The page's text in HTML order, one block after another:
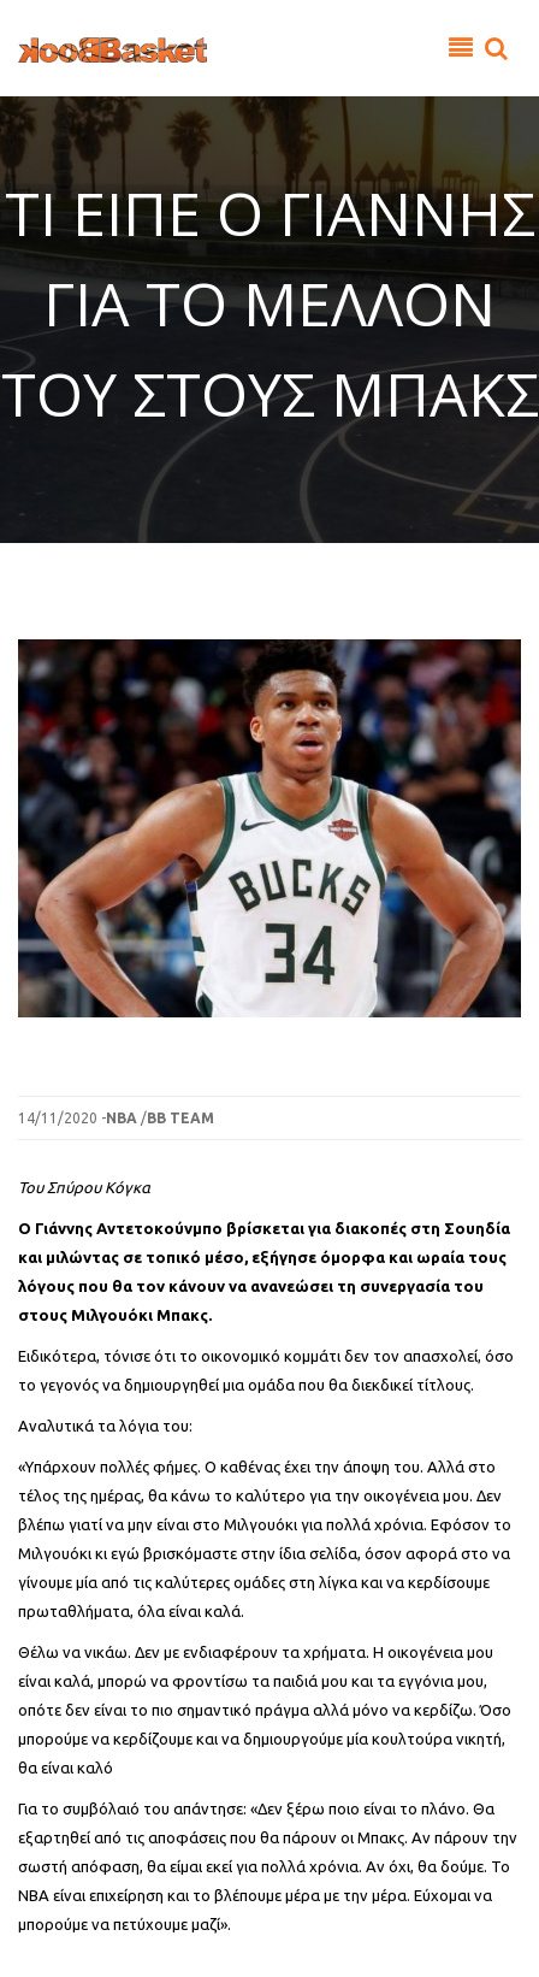
ΤΙ ΕΙΠΕ Ο ΓΙΑΝΝΗΣ
ΓΙΑ ΤΟ ΜΕΛΛΟΝ
ΤΟΥ ΣΤΟΥΣ ΜΠΑΚΣ
14/11/2020 -NBA /BB TEAM
Του Σπύρου Κόγκα
O Γιάννης Αντετοκούνμπο βρίσκεται για διακοπές στη Σουηδία
και μιλώντας σε τοπικό μέσο, εξήγησε όμορφα και ωραία τους
λόγους που θα τον κάνουν να ανανεώσει τη συνεργασία του
στους Μιλγουόκι Μπακς.
Ειδικότερα, τόνισε ότι το οικονομικό κομμάτι δεν τον απασχολεί, όσο
το γεγονός να δημιουργηθεί μια ομάδα που θα διεκδικεί τίτλους.
Αναλυτικά τα λόγια του:
«Υπάρχουν πολλές φήμες. Ο καθένας έχει την άποψη του. Αλλά στο
τέλος της ημέρας, θα κάνω το καλύτερο για την οικογένεια μου. Δεν
βλέπω γιατί να μην είναι στο Μιλγουόκι για πολλά χρόνια. Εφόσον το
Μιλγουόκι κι εγώ βρισκόμαστε στην ίδια σελίδα, όσον αφορά στο να
γίνουμε μία από τις καλύτερες ομάδες στη λίγκα και να κερδίσουμε
πρωταθλήματα, όλα είναι καλά.
Θέλω να νικάω. Δεν με ενδιαφέρουν τα χρήματα. Η οικογένεια μου
είναι καλά, μπορώ να φροντίσω τα παιδιά μου και τα εγγόνια μου,
οπότε δεν είναι το πιο σημαντικό πράγμα αλλά μόνο να κερδίζω. Όσο
μπορούμε να κερδίζουμε και να δημιουργούμε μία κουλτούρα νικητή,
θα είναι καλό
Για το συμβόλαιό του απάντησε: «Δεν ξέρω ποιο είναι το πλάνο. Θα
εξαρτηθεί από τις αποφάσεις που θα πάρουν οι Μπακς. Αν πάρουν την
σωστή απόφαση, θα είμαι εκεί για πολλά χρόνια. Αν όχι, θα δούμε. Το
ΝΒΑ είναι επιχείρηση και το βλέπουμε μέρα με την μέρα. Εύχομαι να
μπορούμε να πετύχουμε μαζί».